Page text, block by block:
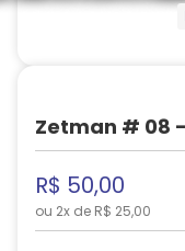
Zetman # 08 -
R$ 50,00
ou 2x de R$ 25,00